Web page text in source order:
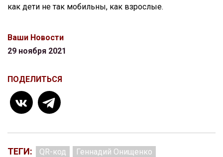
как дети не так мобильны, как взрослые.
Ваши Новости
29 ноября 2021
ПОДЕЛИТЬСЯ
ТЕГИ: QR-код Геннадий Онищенко